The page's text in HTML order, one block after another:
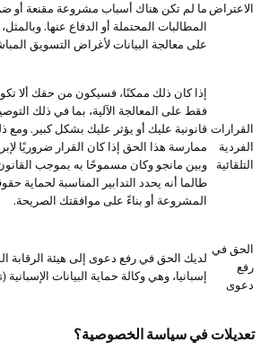
الاعتراض ما لم تكن هناك أسباب مشروعة مقنعة أو
المطالبات المحتملة أو الدفاع عنها.
على معالجة البيانات لأغراض التسويق
القرارات
الفردية
التلقائية
إذا كان ذلك ممكنًا، فسيكون من حقك ألا
فقط على المعالجة الآلية، بما في ذلك
قانونية عليك أو يؤثر عليك بشكل كبير.
ممارسة هذا الحق إذا كان القرار ضروريًا
وبين مانجو وكان مسموحًا به بموجب
طالما أنه يحدد التدابير المناسبة لحماية
المشروعة أو بناءً على موافقتك الصريحة.
الحق في
رفع
دعوى
لديك الحق في رفع دعوى إلى هيئة الرقابة
إسبانيا، وهي وكالة حماية البيانات الإسبانية (www.aepd.es).
تعديلات في سياسة الخصوصية؟